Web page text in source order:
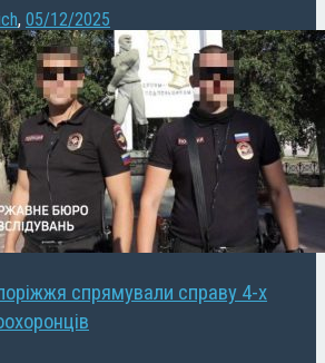
, 05/12/2025
спрямували справу 4-х